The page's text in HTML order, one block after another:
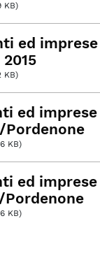
KB)
ed imprese
KB)
ed imprese
Pordenone
KB)
ed imprese
Pordenone
KB)